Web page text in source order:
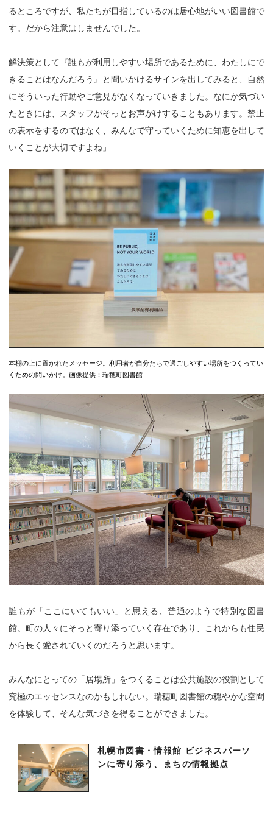
るところですが、私たちが目指しているのは居心地がいい図書館で
す。だから注意はしませんでした。
解決策として『誰もが利用しやすい場所であるために、わたしにで
きることはなんだろう』と問いかけるサインを出してみると、自然
にそういった行動やご意見がなくなっていきました。なにか気づい
たときには、スタッフがそっとお声がけすることもあります。禁止
の表示をするのではなく、みんなで守っていくために知恵を出して
いくことが大切ですよね」
本棚の上に置かれたメッセージ。利用者が自分たちで過ごしやすい場所をつくってい
くための問いかけ。画像提供：瑞穂町図書館
誰もが「ここにいてもいい」と思える、普通のようで特別な図書
館。町の人々にそっと寄り添っていく存在であり、これからも住民
から長く愛されていくのだろうと思います。
みんなにとっての「居場所」をつくることは公共施設の役割として
究極のエッセンスなのかもしれない。瑞穂町図書館の穏やかな空間
を体験して、そんな気づきを得ることができました。
札幌市図書・情報館 ビジネスパーソ
ンに寄り添う、まちの情報拠点